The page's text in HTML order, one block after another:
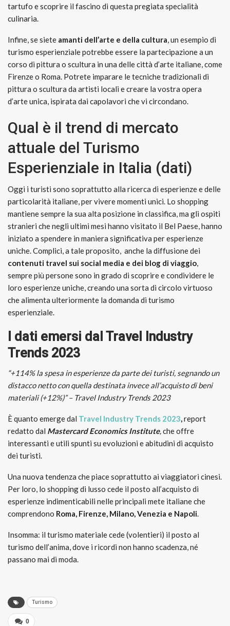
tartufo e scoprire il fascino di questa pregiata specialità
culinaria.
Infine, se siete amanti dell’arte e della cultura, un esempio di
turismo esperienziale potrebbe essere la partecipazione a un
corso di pittura o scultura in una delle città d’arte italiane, come
Firenze o Roma. Potrete imparare le tecniche tradizionali di
pittura o scultura da artisti locali e creare la vostra opera
d’arte unica, ispirata dai capolavori che vi circondano.
Qual è il trend di mercato
attuale del Turismo
Esperienziale in Italia (dati)
Oggi i turisti sono soprattutto alla ricerca di esperienze e delle
particolarità italiane, per vivere momenti unici. Lo shopping
mantiene sempre la sua alta posizione in classifica, ma gli ospiti
stranieri che negli ultimi mesi hanno visitato il Bel Paese, hanno
iniziato a spendere in maniera significativa per esperienze
uniche. Complici, a tale proposito, anche la diffusione dei
contenuti travel sui social media e dei blog di viaggio,
sempre più persone sono in grado di scoprire e condividere le
loro esperienze uniche, creando una sorta di circolo virtuoso
che alimenta ulteriormente la domanda di turismo
esperienziale.
I dati emersi dal Travel Industry
Trends 2023
“+114% la spesa in esperienze da parte dei turisti, segnando un
distacco netto con quella destinata invece all’acquisto di beni
materiali (+12%)” – Travel Industry Trends 2023
È quanto emerge dal Travel Industry Trends 2023,report
redatto dal Mastercard Economics Institute,che offre
interessanti e utili spunti su evoluzioni e abitudini di acquisto
dei turisti.
Una nuova tendenza che piace soprattutto ai viaggiatori cinesi.
Per loro, lo shopping di lusso cede il posto all’acquisto di
esperienze indimenticabili nelle principali mete italiane che
comprendono Roma, Firenze, Milano, Venezia e Napoli.
Insomma: il turismo materiale cede (volentieri) il posto al
turismo dell’anima, dove i ricordi non hanno scadenza, né
passano mai di moda.
Turismo
0